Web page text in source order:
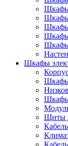
Шкафы
Шкафы
Шкафы
Шкафы
Щиты